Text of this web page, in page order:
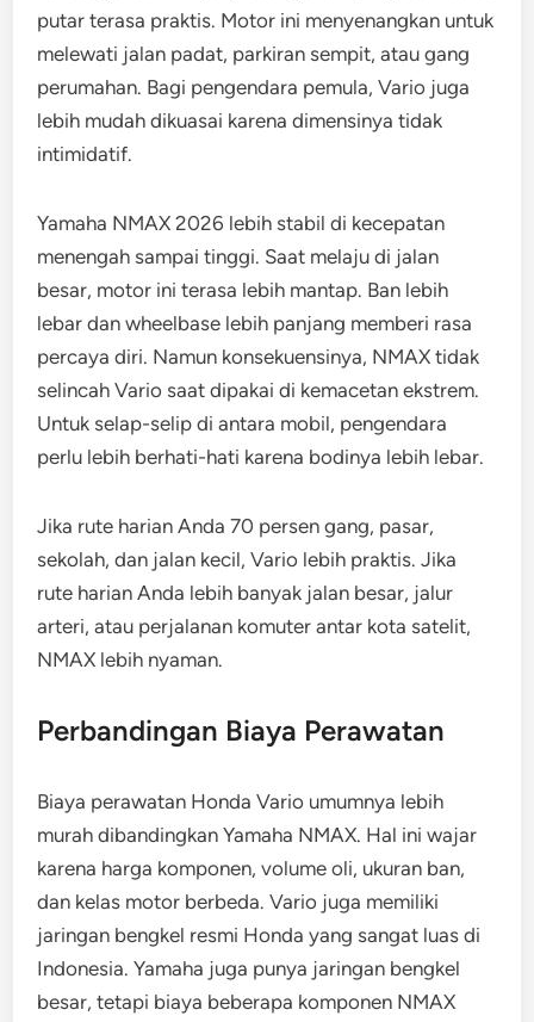
putar terasa praktis. Motor ini menyenangkan untuk
melewati jalan padat, parkiran sempit, atau gang
perumahan. Bagi pengendara pemula, Vario juga
lebih mudah dikuasai karena dimensinya tidak
intimidatif.
Yamaha NMAX 2026 lebih stabil di kecepatan
menengah sampai tinggi. Saat melaju di jalan
besar, motor ini terasa lebih mantap. Ban lebih
lebar dan wheelbase lebih panjang memberi rasa
percaya diri. Namun konsekuensinya, NMAX tidak
selincah Vario saat dipakai di kemacetan ekstrem.
Untuk selap-selip di antara mobil, pengendara
perlu lebih berhati-hati karena bodinya lebih lebar.
Jika rute harian Anda 70 persen gang, pasar,
sekolah, dan jalan kecil, Vario lebih praktis. Jika
rute harian Anda lebih banyak jalan besar, jalur
arteri, atau perjalanan komuter antar kota satelit,
NMAX lebih nyaman.
Perbandingan Biaya Perawatan
Biaya perawatan Honda Vario umumnya lebih
murah dibandingkan Yamaha NMAX. Hal ini wajar
karena harga komponen, volume oli, ukuran ban,
dan kelas motor berbeda. Vario juga memiliki
jaringan bengkel resmi Honda yang sangat luas di
Indonesia. Yamaha juga punya jaringan bengkel
besar, tetapi biaya beberapa komponen NMAX